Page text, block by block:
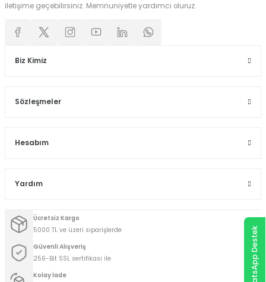
iletişime geçebilirsiniz. Memnuniyetle yardımcı oluruz.
Biz Kimiz
Sözleşmeler
Hesabım
Yardım
Ücretsiz Kargo
5000 TL ve üzeri siparişlerde
Güvenli Alışveriş
256-Bit SSL sertifikası ile
Kolay İade
WhatsApp Destek